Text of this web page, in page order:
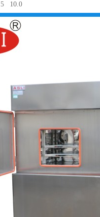
10.0